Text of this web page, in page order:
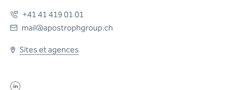
+41 41 419 01 01
mail@apostrophgroup.ch
Sites et agences